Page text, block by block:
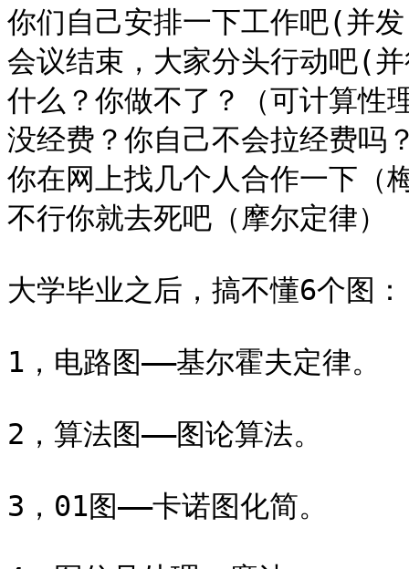
你们自己安排一下工作吧(并
会议结束，大家分头行动吧(
什么？你做不了？（可计算性
没经费？你自己不会拉经费吗
你在网上找几个人合作一下（
不行你就去死吧（摩尔定律）
大学毕业之后，搞不懂6个图：
1，电路图——基尔霍夫定律。
2，算法图——图论算法。
3，01图——卡诺图化简。